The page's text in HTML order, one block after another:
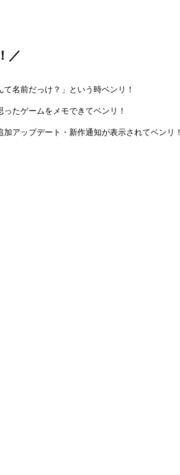
／
名前だっけ？」という時ベンリ！
たゲームをメモできてベンリ！
アップデート・新作通知が表示されてベンリ！